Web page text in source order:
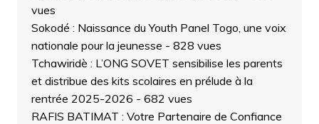
vues
Sokodé : Naissance du Youth Panel Togo, une voix
nationale pour la jeunesse - 828 vues
Tchawiridè : L’ONG SOVET sensibilise les parents
et distribue des kits scolaires en prélude à la
rentrée 2025-2026 - 682 vues
RAFIS BATIMAT : Votre Partenaire de Confiance